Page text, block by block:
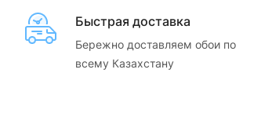
Быстрая доставка
Бережно доставляем обои по
всему Казахстану